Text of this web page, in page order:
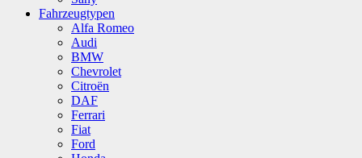
Fahrzeugtypen
Alfa Romeo
Audi
BMW
Chevrolet
Citroën
DAF
Ferrari
Fiat
Ford